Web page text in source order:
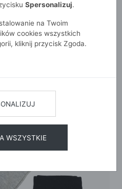
Spersonalizuj.
na Twoim
cookies wszystkich
kliknij przycisk Zgoda.
WSZYSTKIE